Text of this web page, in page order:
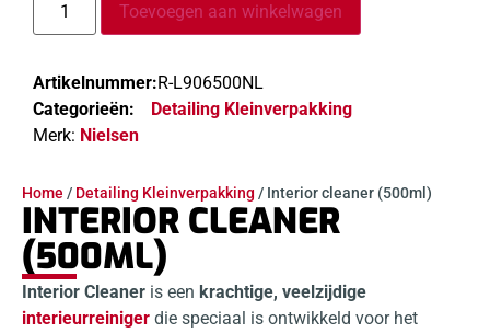
Home / Detailing Kleinverpakking / Interior cleaner (500ml)
INTERIOR CLEANER
(500ML)
Interior Cleaner is een krachtige, veelzijdige
interieurreiniger die speciaal is ontwikkeld voor het
Toevoegen aan winkelwagen
Artikelnummer:R-L906500NL
Categorieën:
Detailing Kleinverpakking
Merk: Nielsen